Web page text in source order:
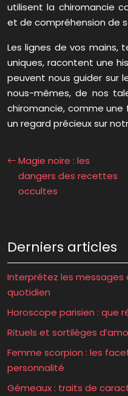
utilisent la chiromancie
et de compréhension de
Les lignes de vos mains,
uniques, racontent une
peuvent nous guider sur
nous-mêmes, de nos
chiromancie, comme une
un regard précieux sur
Magie noire : les
dangers des recettes
occultes
Derniers articles
Interprétez les messages
quotidien
Horoscope parisien : que
Rituels et sortilèges
Femme scorpion : les
personnalité
Gémeaux : traits de